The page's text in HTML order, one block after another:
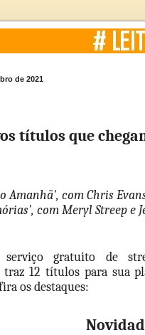
de 2021
títulos que
Amanhã', com Chris
com Meryl Streep e
serviço gratuito de
traz 12 títulos para sua
os destaques: